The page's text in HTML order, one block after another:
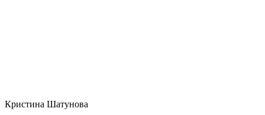
Кристина Шатунова